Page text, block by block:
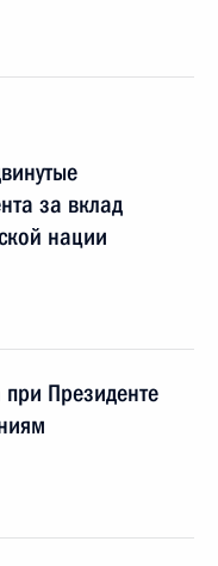
за вклад
нации
Президенте